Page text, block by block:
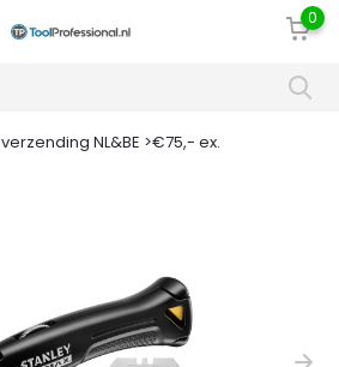
0
verzending NL&BE >€75,- ex.